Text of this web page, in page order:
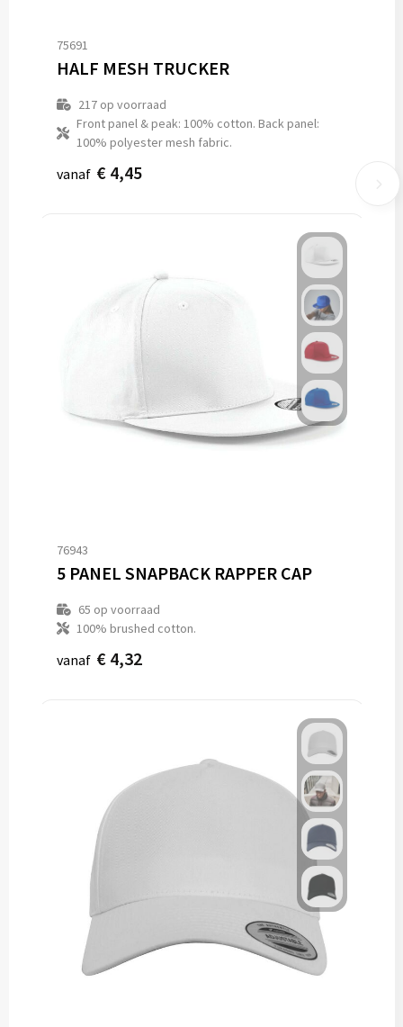
75691
HALF MESH TRUCKER
217op voorraad
Front panel & peak: 100% cotton. Back panel:
100% polyester mesh fabric.
vanaf € 4,45
76943
5 PANEL SNAPBACK RAPPER CAP
65 op voorraad
100% brushed cotton.
vanaf € 4,32